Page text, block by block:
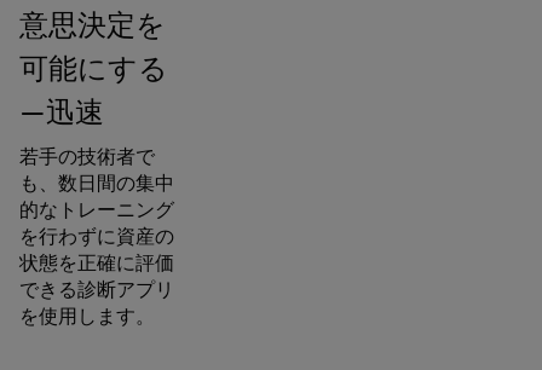
意思決定を
可能にする
—迅速
若手の技術者で
も、数日間の集中
的なトレーニング
を行わずに資産の
状態を正確に評価
できる診断アプリ
を使用します。